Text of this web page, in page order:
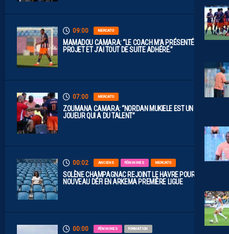
09:00 MERCATO
MAMADOU CAMARA: “LE COACH M’A PRÉSENTÉ LE
PROJET ET J’AI TOUT DE SUITE ADHÉRÉ.”
07:00 MERCATO
ZOUMANA CAMARA: “NORDAN MUKIELE EST UN
JOUEUR QUI A DU TALENT”
00:02 ANCIENS FÉMININES MERCATO
SOLÈNE CHAMPAGNAC REJOINT LE HAVRE POUR UN
NOUVEAU DÉFI EN ARKEMA PREMIÈRE LIGUE
00:00 FÉMININES FORMATION